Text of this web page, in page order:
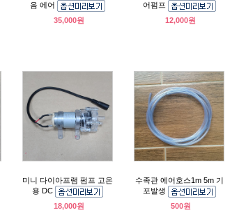
음 에어
35,000원
어펌프
12,000원
미니 다이아프램 펌프 고온
용 DC
18,000원
수족관 에어호스1m 5m 기
포발생
500원